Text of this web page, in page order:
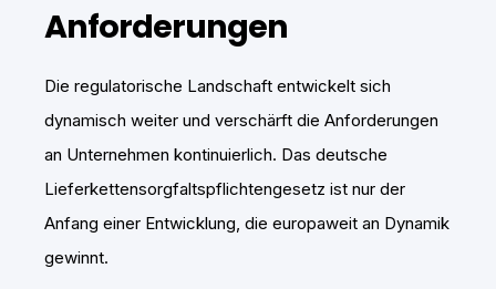
Anforderungen
Die regulatorische Landschaft entwickelt sich
dynamisch weiter und verschärft die Anforderungen
an Unternehmen kontinuierlich. Das deutsche
Lieferkettensorgfaltspflichtengesetz ist nur der
Anfang einer Entwicklung, die europaweit an Dynamik
gewinnt.